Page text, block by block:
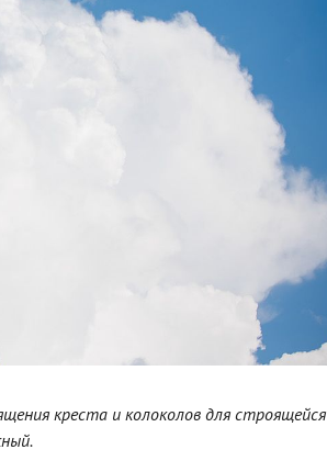
креста и колоколов для строящейся